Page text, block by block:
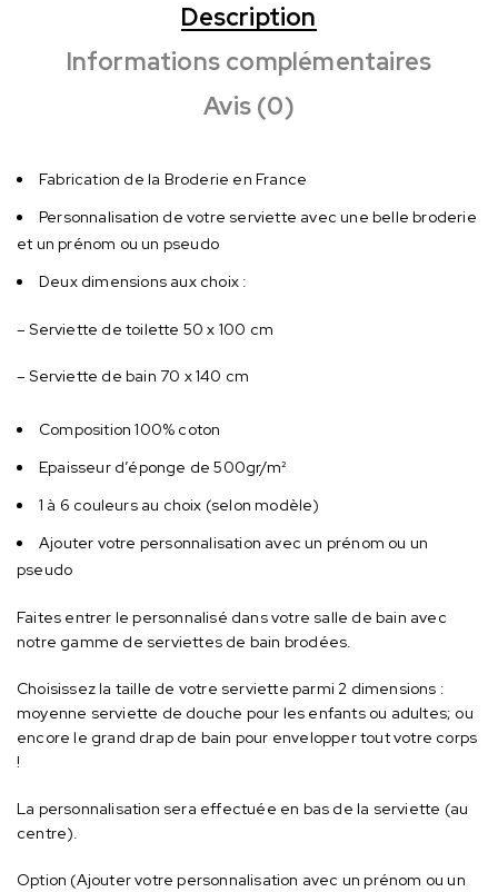
Description
Informations complémentaires
Avis (0)
Fabrication de la Broderie en France
Personnalisation de votre serviette avec une belle broderie
et un prénom ou un pseudo
Deux dimensions aux choix :
– Serviette de toilette 50 x 100 cm
– Serviette de bain 70 x 140 cm
Composition 100% coton
Epaisseur d’éponge de 500gr/m²
1 à 6 couleurs au choix (selon modèle)
Ajouter votre personnalisation avec un prénom ou un
pseudo
Faites entrer le personnalisé dans votre salle de bain avec
notre gamme de serviettes de bain brodées.
Choisissez la taille de votre serviette parmi 2 dimensions :
moyenne serviette de douche pour les enfants ou adultes; ou
encore le grand drap de bain pour envelopper tout votre corps
!
La personnalisation sera effectuée en bas de la serviette (au
centre).
Option (Ajouter votre personnalisation avec un prénom ou un